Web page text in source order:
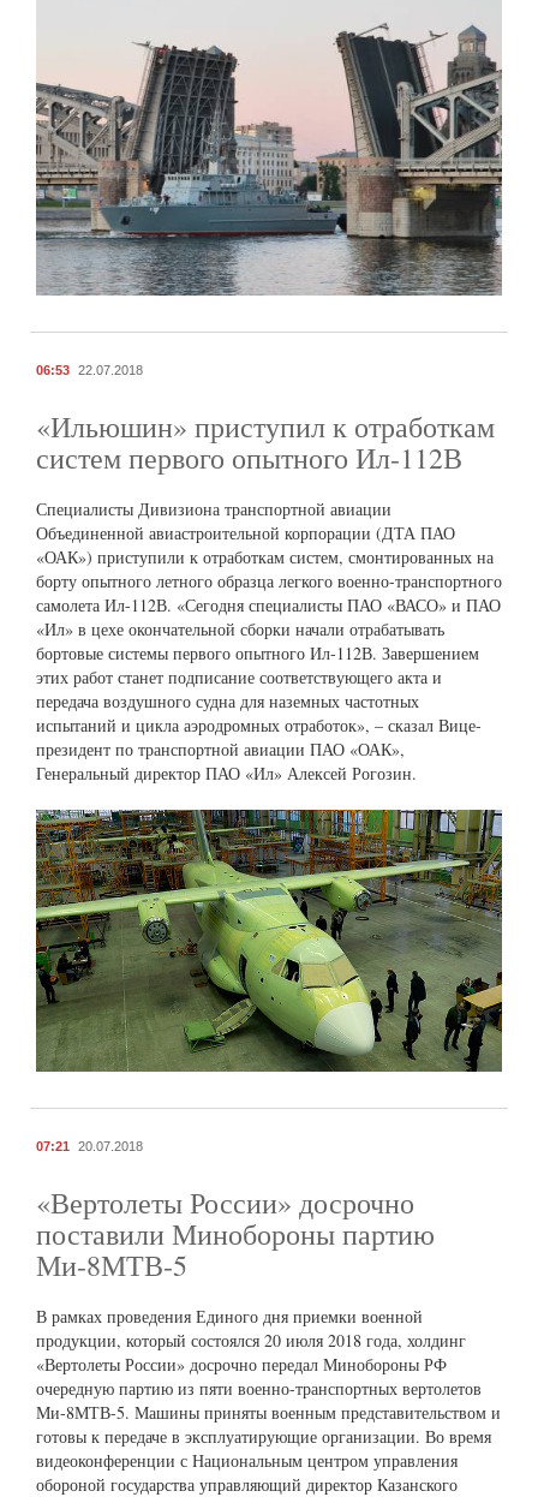
06:53 22.07.2018
«Ильюшин» приступил к отработкам
систем первого опытного Ил-112В
Специалисты Дивизиона транспортной авиации
Объединенной авиастроительной корпорации (ДТА ПАО
«ОАК») приступили к отработкам систем, смонтированных на
борту опытного летного образца легкого военно-транспортного
самолета Ил-112В. «Сегодня специалисты ПАО «ВАСО» и ПАО
«Ил» в цехе окончательной сборки начали отрабатывать
бортовые системы первого опытного Ил-112В. Завершением
этих работ станет подписание соответствующего акта и
передача воздушного судна для наземных частотных
испытаний и цикла аэродромных отработок», – сказал Вице-
президент по транспортной авиации ПАО «ОАК»,
Генеральный директор ПАО «Ил» Алексей Рогозин.
07:21 20.07.2018
«Вертолеты России» досрочно
поставили Минобороны партию
Ми-8МТВ-5
В рамках проведения Единого дня приемки военной
продукции, который состоялся 20 июля 2018 года, холдинг
«Вертолеты России» досрочно передал Минобороны РФ
очередную партию из пяти военно-транспортных вертолетов
Ми-8МТВ-5. Машины приняты военным представительством и
готовы к передаче в эксплуатирующие организации. Во время
видеоконференции с Национальным центром управления
обороной государства управляющий директор Казанского